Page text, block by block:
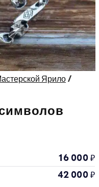
Ярило/
16 000₽
42 000₽